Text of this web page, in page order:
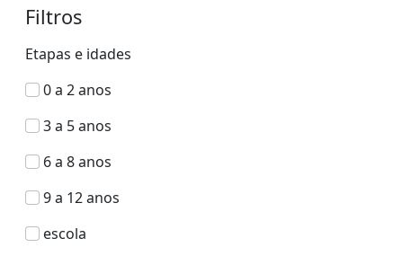
Filtros
Etapas e idades
0 a 2 anos
3 a 5 anos
6 a 8 anos
9 a 12 anos
escola